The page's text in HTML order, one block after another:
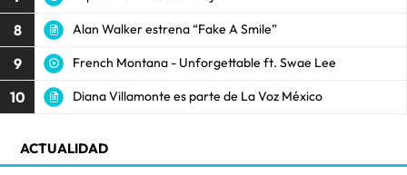
8 Alan Walker estrena “Fake A Smile”
9 French Montana - Unforgettable ft. Swae Lee
10 Diana Villamonte es parte de La Voz México
ACTUALIDAD